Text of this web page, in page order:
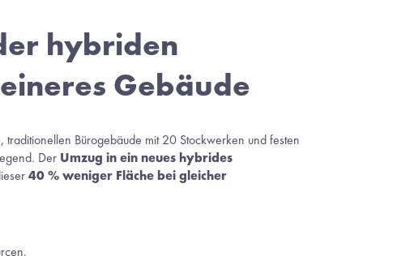
hybriden
Gebäude
Bürogebäude mit 20 Stockwerken und festen
Der Umzug in ein neues hybrides
40 % weniger Fläche bei gleicher